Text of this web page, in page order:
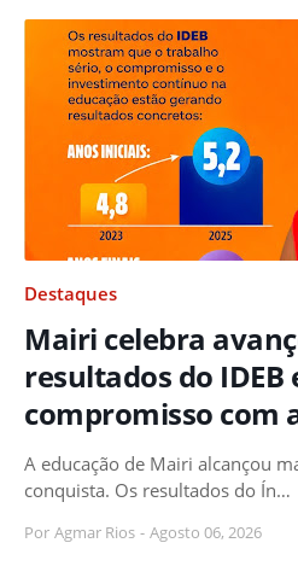
Destaques
Mairi celebra
resultados do IDEB
compromisso com
A educação de Mairi alcançou
conquista. Os resultados do Ín…
Por Agmar Rios - Agosto 06, 2026